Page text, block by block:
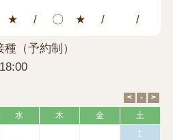
★ / 〇 ★ / /
（予約制）
水 木 金
土
1